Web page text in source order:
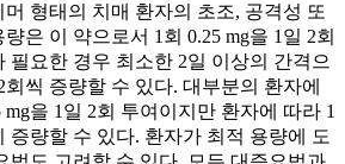
형태의 치매 환자의 초조, 공격성 또
은 이 약으로서 1회 0.25 mg을 1일 2회
필요한 경우 최소한 2일 이상의 간격으
회씩 증량할 수 있다. 대부분의 환자에
을 1일 2회 투여이지만 환자에 따라 1
증량할 수 있다. 환자가 최적 용량에 도